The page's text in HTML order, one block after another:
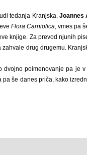
tedanja Kranjska.Joannes
Flora Carniolica, vmes pa
knjige. Za prevod njunih
drug drugemu.
poimenovanje pa je
še danes priča, kako